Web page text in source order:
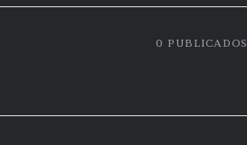
0 PUBLICADOS